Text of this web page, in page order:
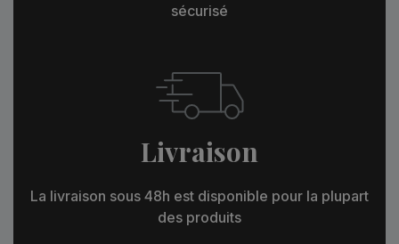
sécurisé
Livraison
La livraison sous 48h est disponible pour la plupart
des produits